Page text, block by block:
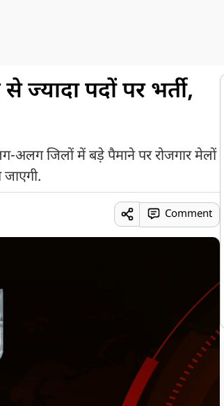
पदों पर भर्ती,
जिलों में बड़े पैमाने पर रोजगार मेलों
Comment